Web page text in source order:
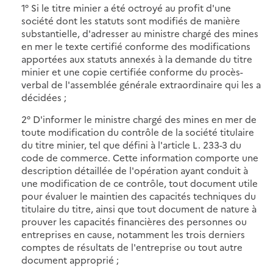
1° Si le titre minier a été octroyé au profit d'une
société dont les statuts sont modifiés de manière
substantielle, d'adresser au ministre chargé des mines
en mer le texte certifié conforme des modifications
apportées aux statuts annexés à la demande du titre
minier et une copie certifiée conforme du procès-
verbal de l'assemblée générale extraordinaire qui les a
décidées ;
2° D'informer le ministre chargé des mines en mer de
toute modification du contrôle de la société titulaire
du titre minier, tel que défini à l'article L. 233-3 du
code de commerce. Cette information comporte une
description détaillée de l'opération ayant conduit à
une modification de ce contrôle, tout document utile
pour évaluer le maintien des capacités techniques du
titulaire du titre, ainsi que tout document de nature à
prouver les capacités financières des personnes ou
entreprises en cause, notamment les trois derniers
comptes de résultats de l'entreprise ou tout autre
document approprié ;